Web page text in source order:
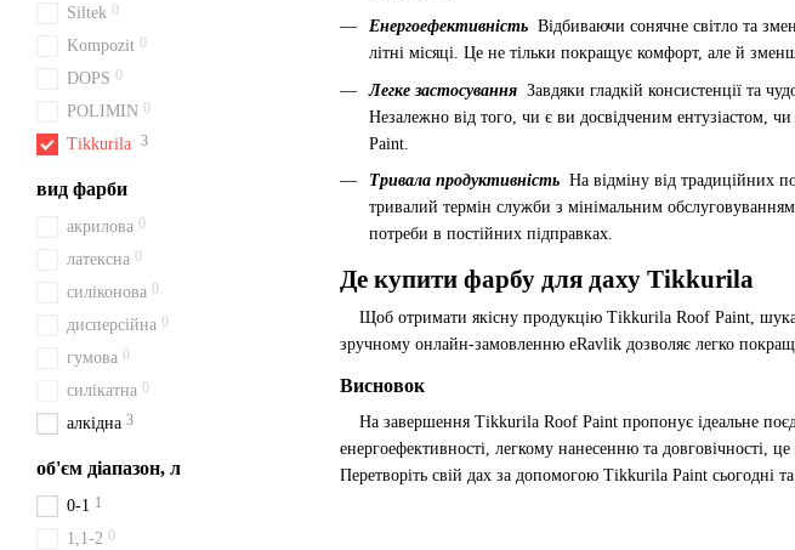
Енергоефективність Відбиваючи сонячне світло та
літні місяці. Це не тільки покращує комфорт, але й
Легке застосування Завдяки гладкій консистенції та
Незалежно від того, чи є ви досвідченим ентузіастом,
Paint.
Тривала продуктивність На відміну від традиційних
тривалий термін служби з мінімальним
потреби в постійних підправках.
Де купити фарбу для даху Tikkurila
Щоб отримати якісну продукцію Tikkurila Roof Paint,
зручному онлайн-замовленню eRavlik дозволяє легко
Висновок
На завершення Tikkurila Roof Paint пропонує ідеальне
енергоефективності, легкому нанесенню та довговічності,
Перетворіть свій дах за допомогою Tikkurila Paint
Siltek 0
Kompozit 0
DOPS 0
POLIMIN 0
Tikkurila 3
вид фарби
акрилова 0
латексна 0
силіконова 0
дисперсійна 0
гумова 0
силікатна 0
алкідна 3
об'єм діапазон, л
0-1 1
1,1-2 0